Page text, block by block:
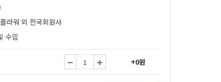
라워 외 전국회원사
수입
+0원